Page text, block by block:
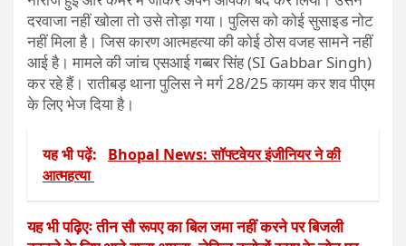
दरवाजा नहीं खोला तो उसे तोड़ा गया। पुलिस को कोई सुसाइड नोट
नहीं मिला है। जिस कारण आत्महत्या की कोई ठोस वजह सामने नहीं
आई है। मामले की जांच एसआई गब्बर सिंह (SI Gabbar Singh)
कर रहे हैं। रातीबड़ थाना पुलिस ने मर्ग 28/25 कायम कर शव पीएम
के लिए भेज दिया है।
यह भी पढ़ें:
Bhopal News: सॉफ्टवेयर इंजीनियर ने की
आत्महत्या
यह भी पढ़िएः तीन सौ रूपए का बिल जमा नहीं करने पर बिजली